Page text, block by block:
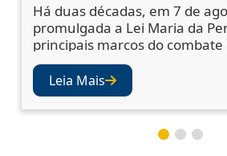
Há duas décadas, em 7 de
promulgada a Lei Maria da
principais marcos do combate
gênero no Brasil. A legislação
mecanismos de prevenção,
vítimas e punição dos
também abriu os olhos da
instituições para a
aos sinais de violência. Juízes
Leia Mais